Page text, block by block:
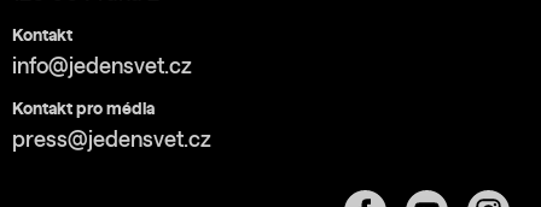
Kontakt
info@jedensvet.cz
Kontakt pro média
press@jedensvet.cz